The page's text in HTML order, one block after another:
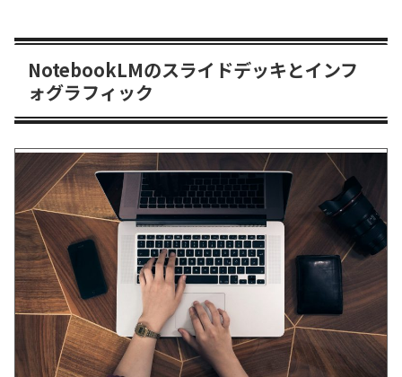
NotebookLMのスライドデッキとインフ
ォグラフィック